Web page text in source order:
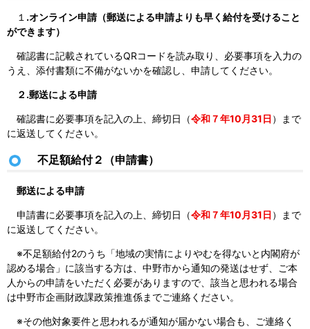
１ .オンライン申請（郵送による申請よりも早く給付を受けること
ができます）
確認書に記載されているQRコードを読み取り、必要事項を入力の
うえ、添付書類に不備がないかを確認し、申請してください。
２.郵送による申請
確認書に必要事項を記入の上、締切日（令和７年10月31日 ）まで
に返送してください。
不足額給付２（申請書）
郵送による申請
申請書に必要事項を記入の上、締切日（令和７年10月31日 ）まで
に返送してください。
※不足額給付2のうち 「地域の実情によりやむを得ないと内閣府が
認める場合」に該当する方は、中野市から通知の発送はせず、ご本
人からの申請をいただく必要がありますので、該当と思われる場合
は中野市企画財政課政策推進係までご連絡ください。
※その他対象要件と思われるが通知が届かない場合も、ご連絡く